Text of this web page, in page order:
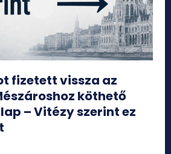
fizetett vissza az
köthető
– Vitézy szerint ez